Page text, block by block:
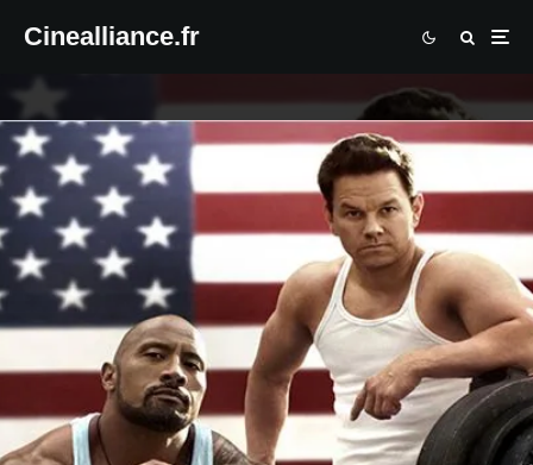
Cinealliance.fr